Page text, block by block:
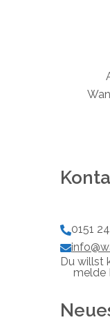
0151
Du willst
melde